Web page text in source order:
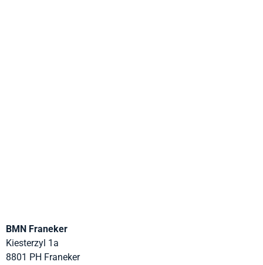
BMN Franeker
Kiesterzyl 1a
8801 PH Franeker